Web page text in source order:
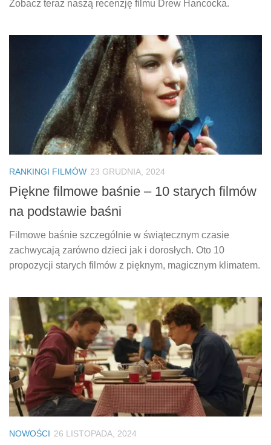
Zobacz teraz naszą recenzję filmu Drew Hancocka.
RANKINGI FILMÓW 23 GRUDNIA, 2024
Piękne filmowe baśnie – 10 starych filmów
na podstawie baśni
Filmowe baśnie szczególnie w świątecznym czasie
zachwycają zarówno dzieci jak i dorosłych. Oto 10
propozycji starych filmów z pięknym, magicznym klimatem.
NOWOŚCI 26 LISTOPADA, 2024